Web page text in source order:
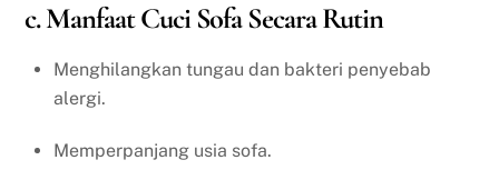
c. Manfaat Cuci Sofa Secara Rutin
Menghilangkan tungau dan bakteri penyebab
alergi.
Memperpanjang usia sofa.